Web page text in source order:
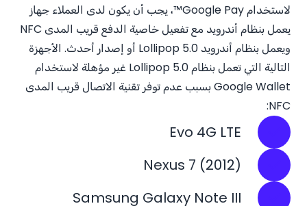
لاستخدام Google Pay™، يجب أن يكون لدى العملاء جهاز
يعمل بنظام أندرويد مع تفعيل خاصية الدفع قريب المدى NFC
ويعمل بنظام أندرويد Lollipop 5.0 أو إصدار أحدث. الأجهزة
التالية التي تعمل بنظام Lollipop 5.0 غير مؤهلة لاستخدام
Google Wallet بسبب عدم توفر تقنية الاتصال قريب المدى
NFC:
Evo 4G LTE
Nexus 7 (2012)
Samsung Galaxy Note III